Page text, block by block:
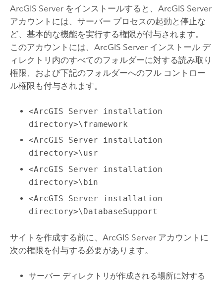
ArcGIS Serverをインストールすると、 ArcGIS Server
アカウントには、サーバー プロセスの起動と停止な
ど、基本的な機能を実行する権限が付与されます。
このアカウントには、 ArcGIS Serverインストール デ
ィレクトリ内のすべてのフォルダーに対する読み取り
権限、および下記のフォルダーへのフル コントロー
ル権限も付与されます。
<ArcGIS Server installation
directory>\framework
<ArcGIS Server installation
directory>\usr
<ArcGIS Server installation
directory>\bin
<ArcGIS Server installation
directory>\DatabaseSupport
サイトを作成する前に、 ArcGIS Serverアカウントに
次の権限を付与する必要があります。
サーバー ディレクトリが作成される場所に対する